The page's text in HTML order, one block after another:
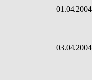
01.04.2004
03.04.2004